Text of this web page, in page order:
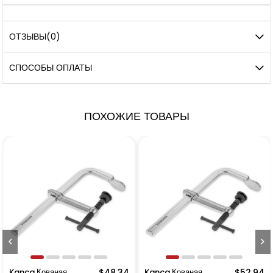
ОТЗЫВЫ(0)
СПОСОБЫ ОПЛАТЫ
ПОХОЖИЕ ТОВАРЫ